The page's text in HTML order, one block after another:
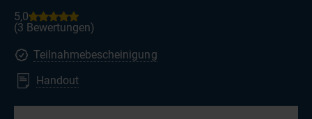
Teilnahmebescheinigung
Handout